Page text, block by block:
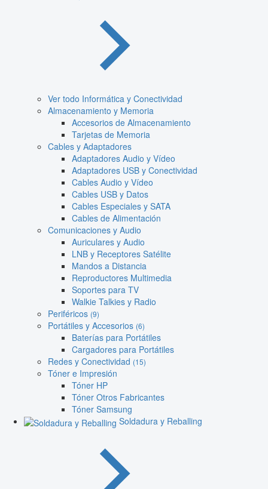
Ver todo Informática y Conectividad
Almacenamiento y Memoria
Accesorios de Almacenamiento
Tarjetas de Memoria
Cables y Adaptadores
Adaptadores Audio y Vídeo
Adaptadores USB y Conectividad
Cables Audio y Vídeo
Cables USB y Datos
Cables Especiales y SATA
Cables de Alimentación
Comunicaciones y Audio
Auriculares y Audio
LNB y Receptores Satélite
Mandos a Distancia
Reproductores Multimedia
Soportes para TV
Walkie Talkies y Radio
Periféricos (9)
Portátiles y Accesorios (6)
Baterías para Portátiles
Cargadores para Portátiles
Redes y Conectividad (15)
Tóner e Impresión
Tóner HP
Tóner Otros Fabricantes
Tóner Samsung
Soldadura y Reballing